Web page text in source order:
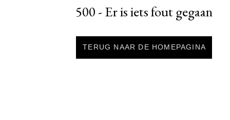
500 - Er is iets fout gegaan
TERUG NAAR DE HOMEPAGINA